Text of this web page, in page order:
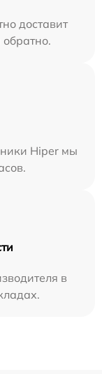
доставит
Hiper мы
в